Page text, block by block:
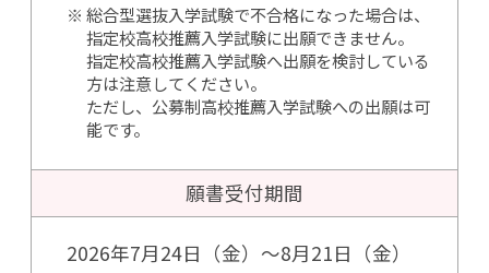
総合型選抜入学試験で不合格になった場合は、
指定校高校推薦入学試験に出願できません。
指定校高校推薦入学試験へ出願を検討している
方は注意してください。
ただし、公募制高校推薦入学試験への出願は可
能です。
願書受付期間
2026年7月24日（金）～8月21日（金）